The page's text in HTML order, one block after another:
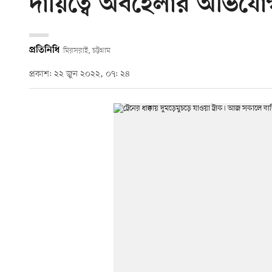
দায়িত্বে অবহেলার
প্রতিনিধি মিরসরাই, চট্টগ্রাম
প্রকাশ: ২২ জুন ২০২২, ০৭: ২৪